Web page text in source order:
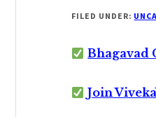
FILED UNDER:
Bhagavad
Join